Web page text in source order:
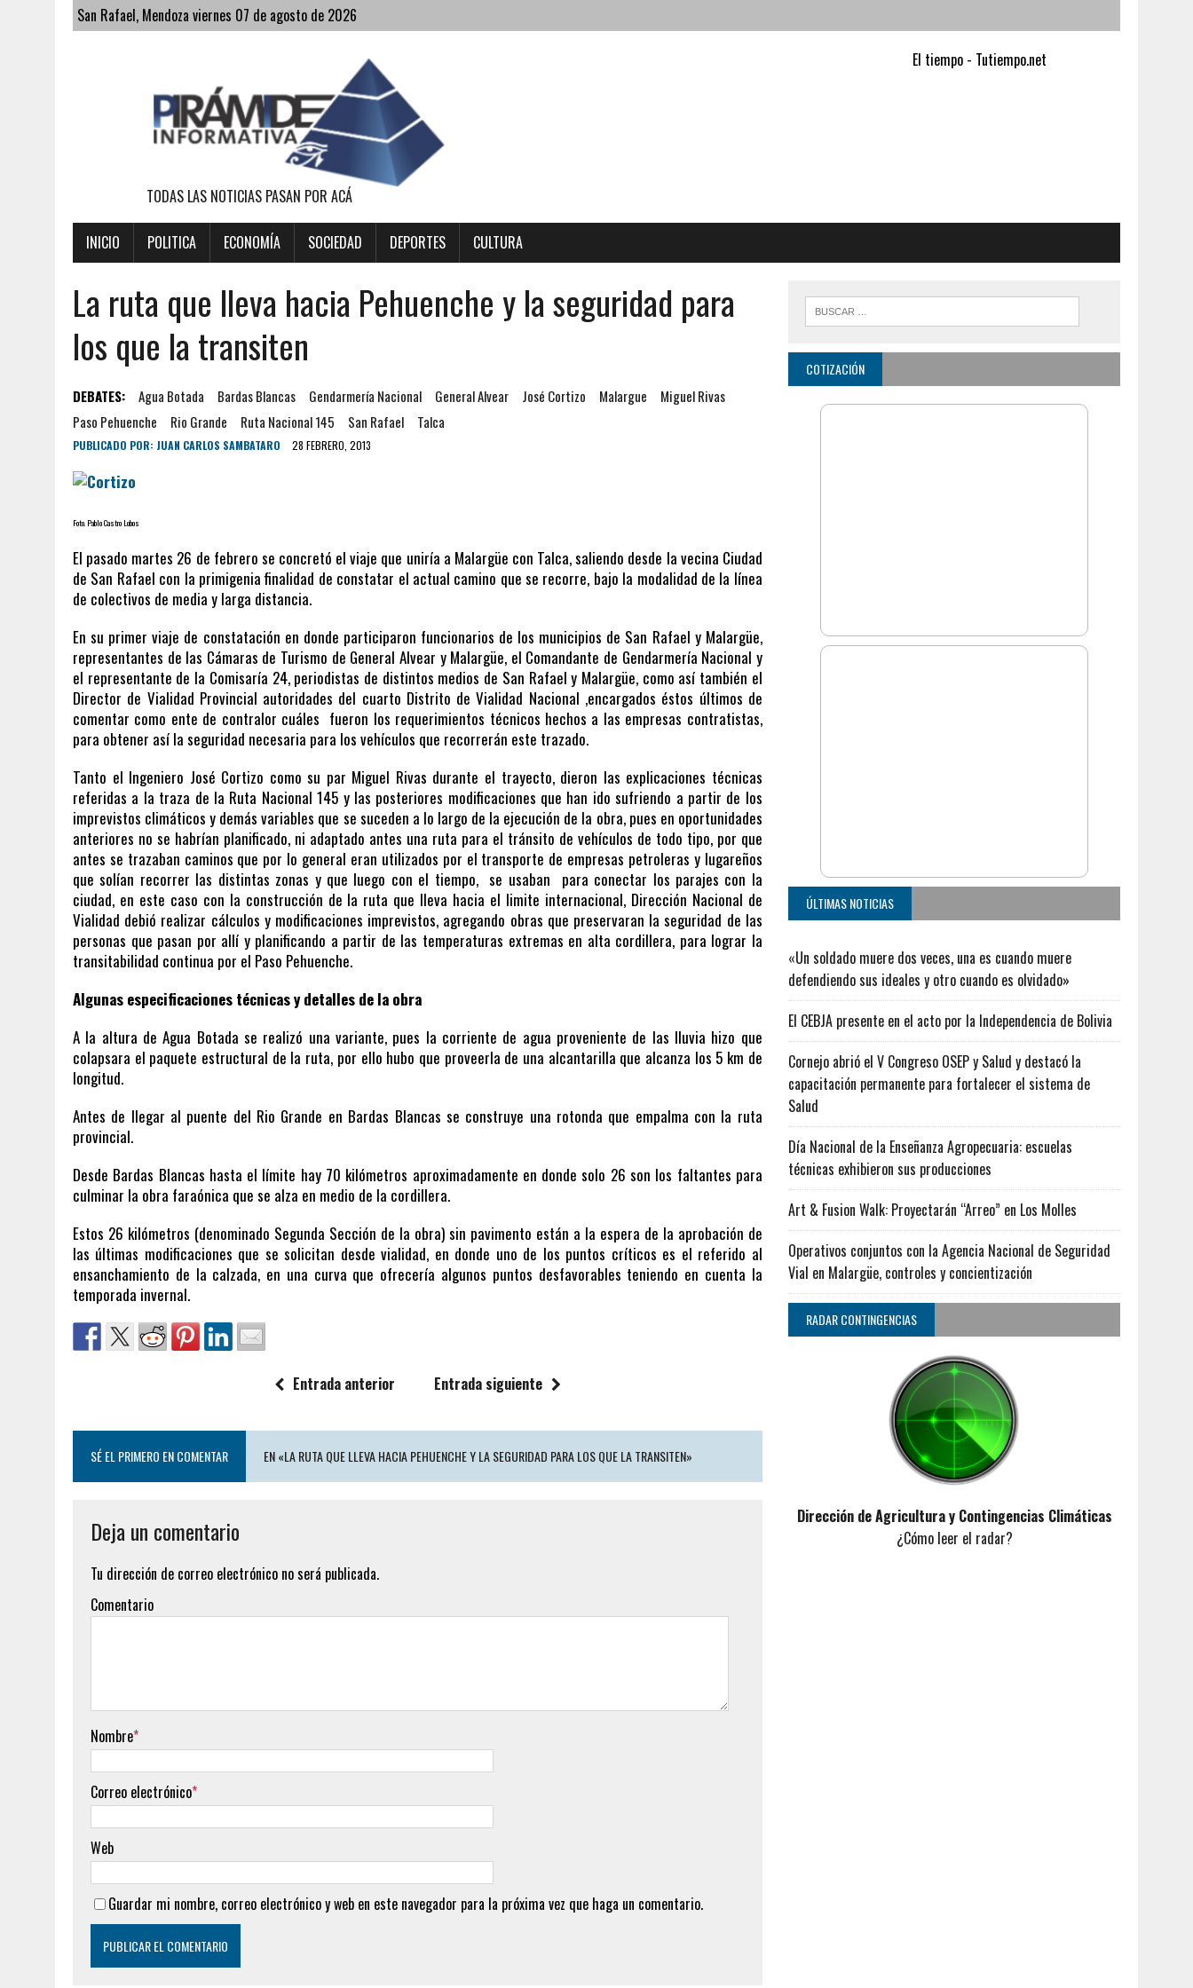
San Rafael, Mendoza viernes 07 de agosto de 2026
TODAS LAS NOTICIAS PASAN POR ACÁ
El tiempo - Tutiempo.net
INICIO POLITICA ECONOMÍA SOCIEDAD DEPORTES CULTURA
La ruta que lleva hacia Pehuenche y la seguridad para
los que la transiten
DEBATES: Agua Botada Bardas Blancas Gendarmería Nacional General Alvear José Cortizo Malargue
Miguel Rivas
Paso Pehuenche
Rio Grande Ruta Nacional 145 San Rafael Talca
PUBLICADO POR: JUAN CARLOS SAMBATARO 28 FEBRERO, 2013
Foto. Pablo Castro Lobos
El pasado martes 26 de febrero se concretó el viaje que uniría a Malargüe con Talca, saliendo desde la vecina Ciudad
de San Rafael con la primigenia finalidad de constatar el actual camino que se recorre, bajo la modalidad de la línea
de colectivos de media y larga distancia.
En su primer viaje de constatación en donde participaron funcionarios de los municipios de San Rafael y Malargüe,
representantes de las Cámaras de Turismo de General Alvear y Malargüe, el Comandante de Gendarmería Nacional y
el representante de la Comisaría 24, periodistas de distintos medios de San Rafael y Malargüe, como así también el
Director de Vialidad Provincial autoridades del cuarto Distrito de Vialidad Nacional ,encargados éstos últimos de
comentar como ente de contralor cuáles fueron los requerimientos técnicos hechos a las empresas contratistas,
para obtener así la seguridad necesaria para los vehículos que recorrerán este trazado.
Tanto el Ingeniero José Cortizo como su par Miguel Rivas durante el trayecto, dieron las explicaciones técnicas
referidas a la traza de la Ruta Nacional 145 y las posteriores modificaciones que han ido sufriendo a partir de los
imprevistos climáticos y demás variables que se suceden a lo largo de la ejecución de la obra, pues en oportunidades
anteriores no se habrían planificado, ni adaptado antes una ruta para el tránsito de vehículos de todo tipo, por que
antes se trazaban caminos que por lo general eran utilizados por el transporte de empresas petroleras y lugareños
que solían recorrer las distintas zonas y que luego con el tiempo, se usaban para conectar los parajes con la
ciudad, en este caso con la construcción de la ruta que lleva hacia el limite internacional, Dirección Nacional de
Vialidad debió realizar cálculos y modificaciones imprevistos, agregando obras que preservaran la seguridad de las
personas que pasan por allí y planificando a partir de las temperaturas extremas en alta cordillera, para lograr la
transitabilidad continua por el Paso Pehuenche.
Algunas especificaciones técnicas y detalles de la obra
A la altura de Agua Botada se realizó una variante, pues la corriente de agua proveniente de las lluvia hizo que
colapsara el paquete estructural de la ruta, por ello hubo que proveerla de una alcantarilla que alcanza los 5 km de
longitud.
Antes de llegar al puente del Rio Grande en Bardas Blancas se construye una rotonda que empalma con la ruta
provincial.
Desde Bardas Blancas hasta el límite hay 70 kilómetros aproximadamente en donde solo 26 son los faltantes para
culminar la obra faraónica que se alza en medio de la cordillera.
Estos 26 kilómetros (denominado Segunda Sección de la obra) sin pavimento están a la espera de la aprobación de
las últimas modificaciones que se solicitan desde vialidad, en donde uno de los puntos críticos es el referido al
ensanchamiento de la calzada, en una curva que ofrecería algunos puntos desfavorables teniendo en cuenta la
temporada invernal.
Entrada anterior Entrada siguiente
SÉ EL PRIMERO EN COMENTAR EN «LA RUTA QUE LLEVA HACIA PEHUENCHE Y LA SEGURIDAD PARA LOS QUE LA TRANSITEN»
Deja un comentario
Tu dirección de correo electrónico no será publicada.
Comentario
Nombre*
Correo electrónico*
Web
Guardar mi nombre, correo electrónico y web en este navegador para la próxima vez que haga un comentario.
COTIZACIÓN
ÚLTIMAS NOTICIAS
«Un soldado muere dos veces, una es cuando muere
defendiendo sus ideales y otro cuando es olvidado»
El CEBJA presente en el acto por la Independencia de Bolivia
Cornejo abrió el V Congreso OSEP y Salud y destacó la
capacitación permanente para fortalecer el sistema de
Salud
Día Nacional de la Enseñanza Agropecuaria: escuelas
técnicas exhibieron sus producciones
Art & Fusion Walk: Proyectarán “Arreo” en Los Molles
Operativos conjuntos con la Agencia Nacional de Seguridad
Vial en Malargüe, controles y concientización
RADAR CONTINGENCIAS
Dirección de Agricultura y Contingencias Climáticas
¿Cómo leer el radar?